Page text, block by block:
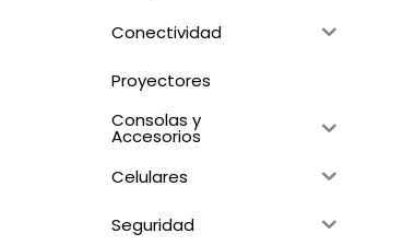
Conectividad
Proyectores
Consolas y
Accesorios
Celulares
Seguridad